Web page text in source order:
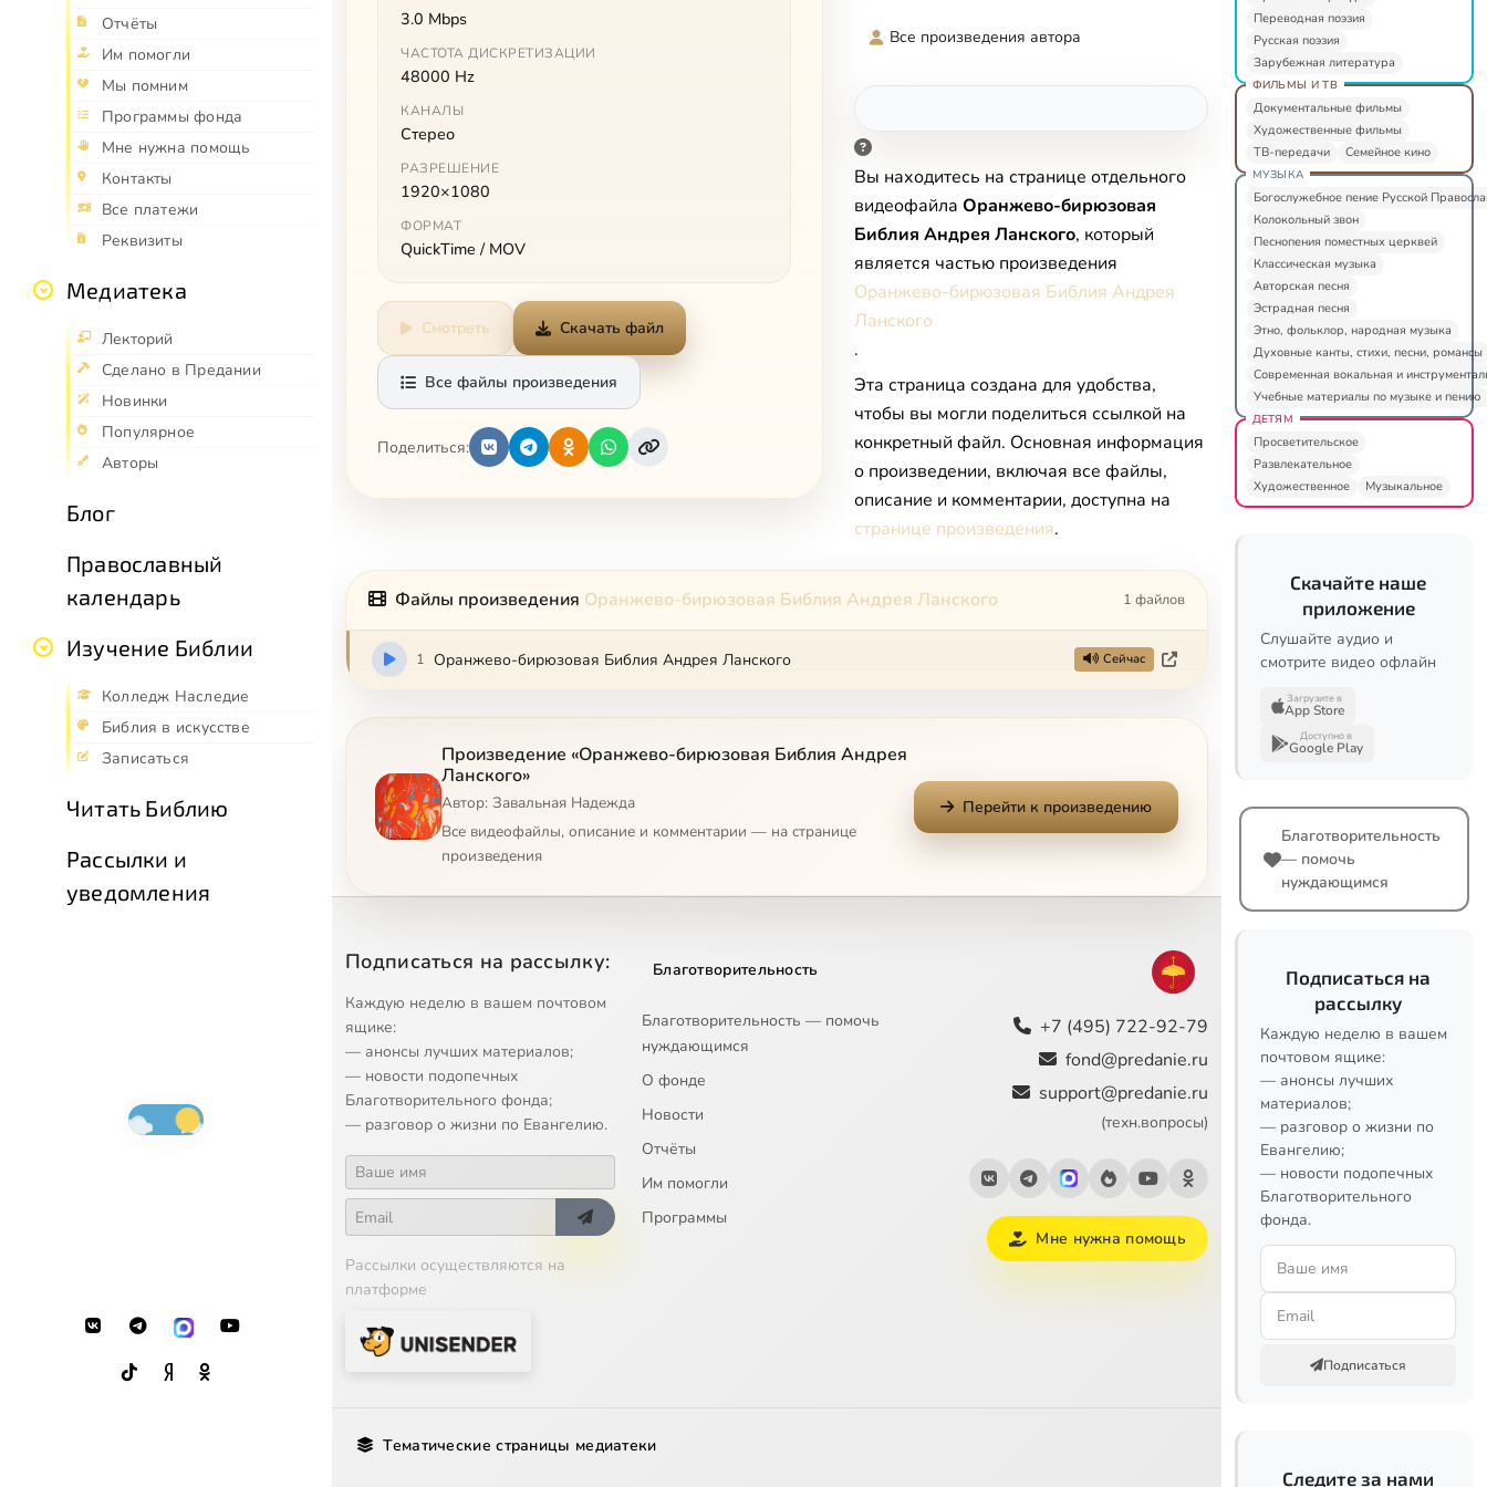
Отчёты
Им помогли
Мы помним
Программы фонда
Мне нужна помощь
Контакты
Все платежи
Реквизиты
Медиатека
Лекторий
Сделано в Предании
Новинки
Популярное
Авторы
Блог
Православный
календарь
Изучение Библии
Колледж Наследие
Библия в искусстве
Записаться
Читать Библию
Рассылки и
уведомления
3.0 Mbps
ЧАСТОТА ДИСКРЕТИЗАЦИИ
48000 Hz
КАНАЛЫ
Стерео
РАЗРЕШЕНИЕ
1920×1080
ФОРМАТ
QuickTime / MOV
Смотреть Скачать файл
Все файлы произведения
Поделиться:
Все произведения автора
Вы находитесь на странице отдельного
видеофайла Оранжево-бирюзовая
Библия Андрея Ланского, который
является частью произведения
Оранжево-бирюзовая Библия Андрея
Ланского
.
Эта страница создана для удобства,
чтобы вы могли поделиться ссылкой на
конкретный файл. Основная информация
о произведении, включая все файлы,
описание и комментарии, доступна на
странице произведения.
Файлы произведения Оранжево-бирюзовая Библия Андрея Ланского 1 файлов
1 Оранжево-бирюзовая Библия Андрея Ланского Сейчас
Произведение «Оранжево-бирюзовая Библия Андрея
Ланского»
Автор: Завальная Надежда
Все видеофайлы, описание и комментарии — на странице
произведения
Перейти к произведению
Подписаться на рассылку:
Каждую неделю в вашем почтовом
ящике:
— анонсы лучших материалов;
— новости подопечных
Благотворительного фонда;
— разговор о жизни по Евангелию.
Рассылки осуществляются на
платформе
Благотворительность
Благотворительность — помочь
нуждающимся
О фонде
Новости
Отчёты
Им помогли
Программы
+7 (495) 722-92-79
fond@predanie.ru
support@predanie.ru
(техн.вопросы)
Мне нужна помощь
Тематические страницы медиатеки
Переводная поэзия
Русская поэзия
Зарубежная литература
ФИЛЬМЫ И ТВ
Документальные фильмы
Художественные фильмы
ТВ-передачи
Семейное кино
МУЗЫКА
Богослужебное пение Русской
Колокольный звон
Песнопения поместных церквей
Классическая музыка
Авторская песня
Эстрадная песня
Этно, фольклор, народная музыка
Духовные канты, стихи, песни, романсы
Современная вокальная и
Учебные материалы по музыке и пению
ДЕТЯМ
Просветительское
Развлекательное
Художественное
Музыкальное
Скачайте наше
приложение
Слушайте аудио и
смотрите видео офлайн
Загрузите в
App Store
Доступно в
Google Play
Благотворительность
— помочь
нуждающимся
Подписаться на
рассылку
Каждую неделю в вашем
почтовом ящике:
— анонсы лучших
материалов;
— разговор о жизни по
Евангелию;
— новости подопечных
Благотворительного
фонда.
Подписаться
Следите за нами